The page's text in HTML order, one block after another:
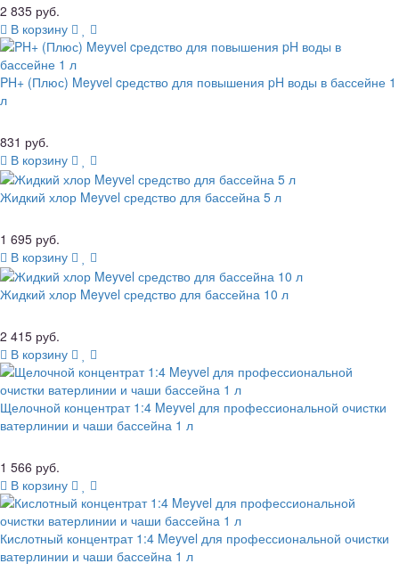
2 835 руб.
В корзину
PH+ (Плюс) Meyvel cредство для повышения pH воды в бассейне 1
л
831 руб.
В корзину
Жидкий хлор Meyvel средство для бассейна 5 л
1 695 руб.
В корзину
Жидкий хлор Meyvel средство для бассейна 10 л
2 415 руб.
В корзину
Щелочной концентрат 1:4 Meyvel для профессиональной очистки
ватерлинии и чаши бассейна 1 л
1 566 руб.
В корзину
Кислотный концентрат 1:4 Meyvel для профессиональной очистки
ватерлинии и чаши бассейна 1 л